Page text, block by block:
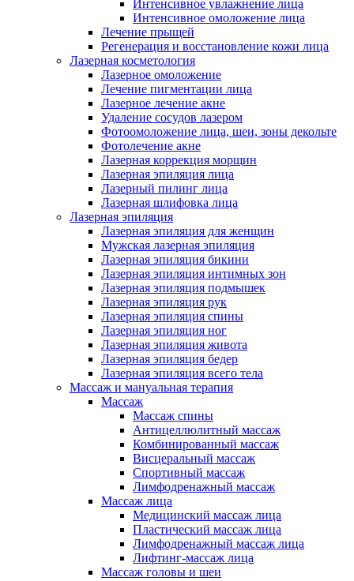
Интенсивное увлажнение лица
Интенсивное омоложение лица
Лечение прыщей
Регенерация и восстановление кожи лица
Лазерная косметология
Лазерное омоложение
Лечение пигментации лица
Лазерное лечение акне
Удаление сосудов лазером
Фотоомоложение лица, шеи, зоны декольте
Фотолечение акне
Лазерная коррекция морщин
Лазерная эпиляция лица
Лазерный пилинг лица
Лазерная шлифовка лица
Лазерная эпиляция
Лазерная эпиляция для женщин
Мужская лазерная эпиляция
Лазерная эпиляция бикини
Лазерная эпиляция интимных зон
Лазерная эпиляция подмышек
Лазерная эпиляция рук
Лазерная эпиляция спины
Лазерная эпиляция ног
Лазерная эпиляция живота
Лазерная эпиляция бедер
Лазерная эпиляция всего тела
Массаж и мануальная терапия
Массаж
Массаж спины
Антицеллюлитный массаж
Комбинированный массаж
Висцеральный массаж
Спортивный массаж
Лимфодренажный массаж
Массаж лица
Медицинский массаж лица
Пластический массаж лица
Лимфодренажный массаж лица
Лифтинг-массаж лица
Массаж головы и шеи